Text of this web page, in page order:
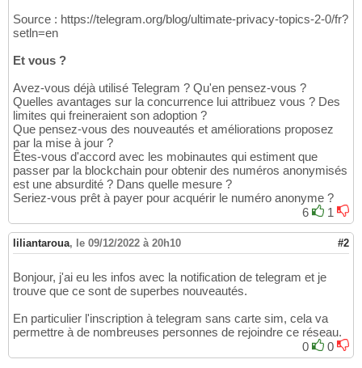
Source : https://telegram.org/blog/ultimate-privacy-topics-2-0/fr?
setln=en
Et vous ?
Avez-vous déjà utilisé Telegram ? Qu'en pensez-vous ?
Quelles avantages sur la concurrence lui attribuez vous ? Des
limites qui freineraient son adoption ?
Que pensez-vous des nouveautés et améliorations proposez
par la mise à jour ?
Êtes-vous d'accord avec les mobinautes qui estiment que
passer par la blockchain pour obtenir des numéros anonymisés
est une absurdité ? Dans quelle mesure ?
Seriez-vous prêt à payer pour acquérir le numéro anonyme ?
6
1
liliantaroua, le 09/12/2022 à 20h10 #2
Bonjour, j'ai eu les infos avec la notification de telegram et je
trouve que ce sont de superbes nouveautés.
En particulier l'inscription à telegram sans carte sim, cela va
permettre à de nombreuses personnes de rejoindre ce réseau.
0
0